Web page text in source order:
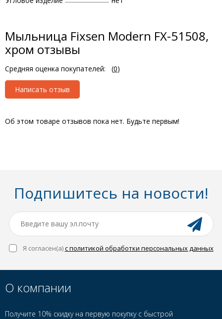
Мыльница Fixsen Modern FX-51508,
хром отзывы
Средняя оценка покупателей: (0)
Написать отзыв
Об этом товаре отзывов пока нет. Будьте первым!
Подпишитесь на новости!
Я согласен(a)с политикой обработки персональных данных
О компании
Получите 10% скидку на первую покупку с быстрой